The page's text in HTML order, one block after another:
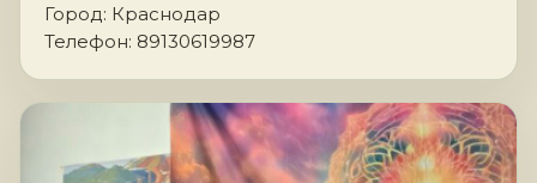
Город: Краснодар
Телефон: 89130619987